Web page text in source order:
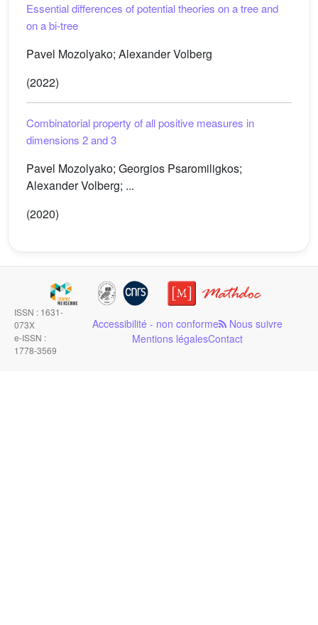
Essential differences of potential theories on a tree and
on a bi-tree
Pavel Mozolyako; Alexander Volberg
(2022)
Combinatorial property of all positive measures in
dimensions 2and3
Pavel Mozolyako; Georgios Psaromiligkos;
Alexander Volberg; ...
(2020)
ISSN : 1631-
073X
e-ISSN :
1778-3569
Accessibilité - non conforme Nous suivre
Mentions légalesContact